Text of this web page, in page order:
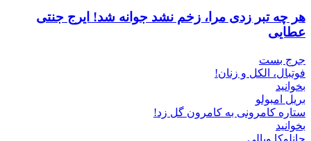
هر چه تبر زدی مرا، زخم نشد جوانه شد! ایرج جنتی
عطایی
جرج بست
فوتبال، الکل و زنان!
بخوانید
بریل امبولو
ستاره کامرونی به کامرون گل زد!
بخوانید